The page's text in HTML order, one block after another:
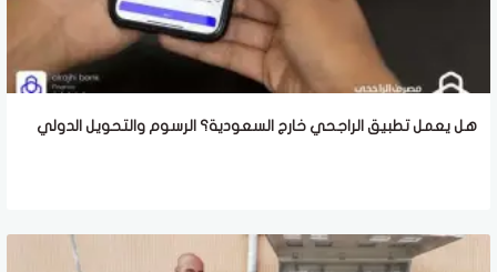
هل يعمل تطبيق الراجحي خارج السعودية؟ الرسوم والتحويل الدولي